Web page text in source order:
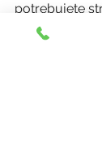
potrebujete
upravljanju